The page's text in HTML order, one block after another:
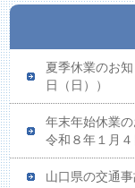
夏季休業のお
日（日））
年末年始休業
令和８年１月４
山口県の交通